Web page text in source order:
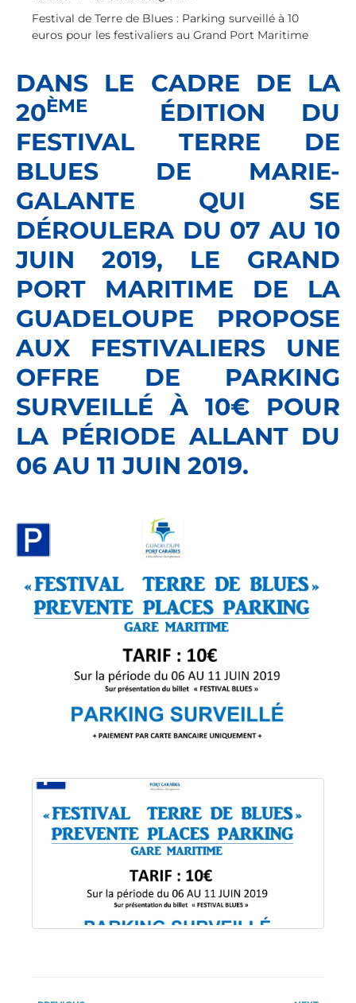
Festival de Terre de Blues : Parking surveillé à 10
euros pour les festivaliers au Grand Port Maritime
DANS LE CADRE DE LA
20ÈME
ÉDITION DU
FESTIVAL TERRE DE
BLUES DE MARIE-
GALANTE QUI SE
DÉROULERA DU 07 AU 10
JUIN 2019, LE GRAND
PORT MARITIME DE LA
GUADELOUPE PROPOSE
AUX FESTIVALIERS UNE
OFFRE DE PARKING
SURVEILLÉ À 10€ POUR
LA PÉRIODE ALLANT DU
06 AU 11 JUIN 2019.